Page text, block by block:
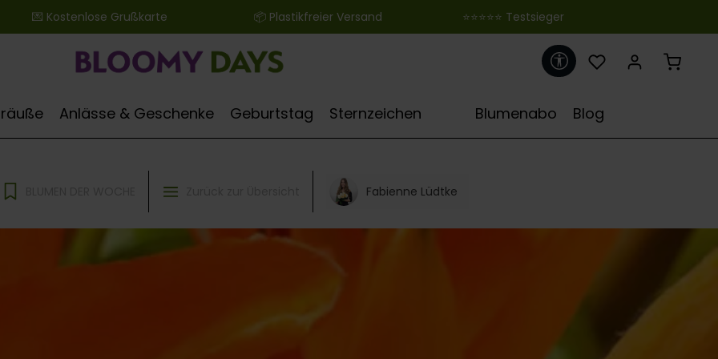
💌 Kostenlose Grußkarte ‎ ‎ ‎ ‎ ‎ ‎ ‎ ‎ ‎ ‎ ‎ ‎ ‎ ‎ ‎ ‎ ‎ ‎ ‎ ‎ ‎ ‎ ‎ ‎ ‎ ‎ 📦 Plastikfreier Versand ‎ ‎ ‎ ‎ ‎ ‎ ‎ ‎ ‎ ‎ ‎ ‎ ‎ ‎ ‎ ‎ ‎ ‎ ‎ ‎ ‎ ‎ ‎ ‎ ‎⭐⭐⭐⭐⭐ Testsieger
Werkzeugleiste anzeigen
Anlässe & Geschenke Geburtstag Sternzeichen Blumenabo Blog
Fabienne Lüdtke